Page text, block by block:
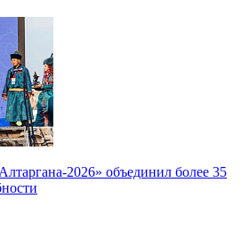
2026» объединил более 35